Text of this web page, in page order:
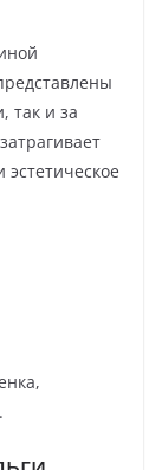
так и за